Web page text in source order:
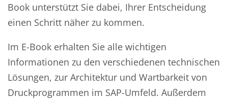
Book unterstützt Sie dabei, Ihrer Entscheidung
einen Schritt näher zu kommen.
Im E-Book erhalten Sie alle wichtigen
Informationen zu den verschiedenen technischen
Lösungen, zur Architektur und Wartbarkeit von
Druckprogrammen im SAP-Umfeld. Außerdem